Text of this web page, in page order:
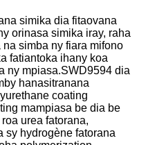
simika dia fitaovana
orinasa simika iray, raha
simba ny fiara mifono
fatiantoka ihany koa
ny mpiasa.SWD9594 dia
hanasitranana
coating
mampiasa be dia be
urea fatorana,
sy hydrogène fatorana